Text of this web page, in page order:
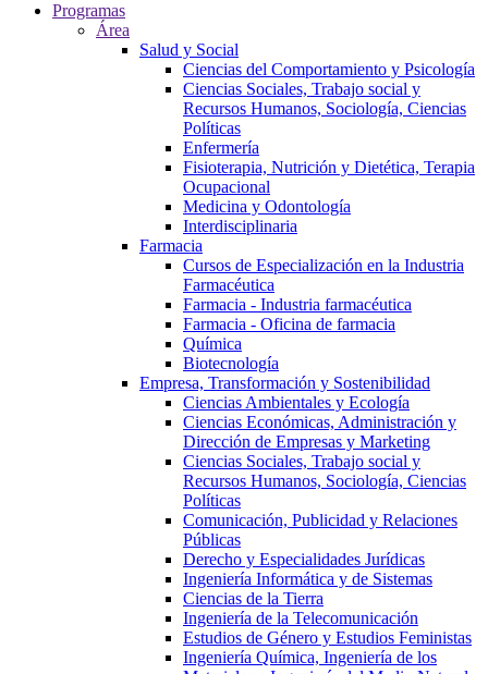
Programas
Área
Salud y Social
Ciencias del Comportamiento y Psicología
Ciencias Sociales, Trabajo social y
Recursos Humanos, Sociología, Ciencias
Políticas
Enfermería
Fisioterapia, Nutrición y Dietética, Terapia
Ocupacional
Medicina y Odontología
Interdisciplinaria
Farmacia
Cursos de Especialización en la Industria
Farmacéutica
Farmacia - Industria farmacéutica
Farmacia - Oficina de farmacia
Química
Biotecnología
Empresa, Transformación y Sostenibilidad
Ciencias Ambientales y Ecología
Ciencias Económicas, Administración y
Dirección de Empresas y Marketing
Ciencias Sociales, Trabajo social y
Recursos Humanos, Sociología, Ciencias
Políticas
Comunicación, Publicidad y Relaciones
Públicas
Derecho y Especialidades Jurídicas
Ingeniería Informática y de Sistemas
Ciencias de la Tierra
Ingeniería de la Telecomunicación
Estudios de Género y Estudios Feministas
Ingeniería Química, Ingeniería de los